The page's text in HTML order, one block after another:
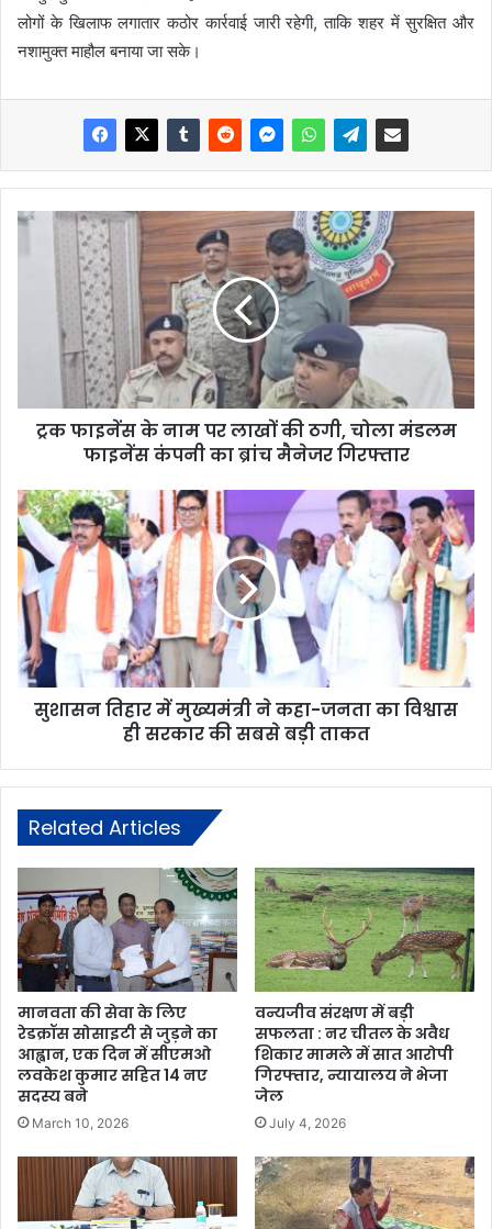
लोगों के खिलाफ लगातार कठोर कार्रवाई जारी रहेगी, ताकि शहर में सुरक्षित और
नशामुक्त माहौल बनाया जा सके।
ट्रक फाइनेंस के नाम पर लाखों की ठगी, चोला मंडलम
फाइनेंस कंपनी का ब्रांच मैनेजर गिरफ्तार
सुशासन तिहार में मुख्यमंत्री ने कहा-जनता का विश्वास
ही सरकार की सबसे बड़ी ताकत
Related Articles
मानवता की सेवा के लिए
रेडक्रॉस सोसाइटी से जुड़ने का
आह्वान, एक दिन में सीएमओ
लवकेश कुमार सहित 14 नए
सदस्य बने
March 10, 2026
वन्यजीव संरक्षण में बड़ी
सफलता : नर चीतल के अवैध
शिकार मामले में सात आरोपी
गिरफ्तार, न्यायालय ने भेजा
जेल
July 4, 2026